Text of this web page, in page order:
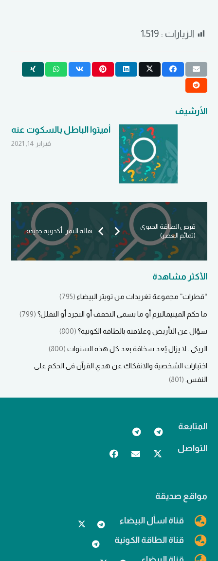
الزيارات : 1٬519
الأرشيف
أميتوا الباطل بالسكوت عنه
فبراير 14, 2021
هالة التمر…أكذوبة جديدة
قرص الطاقة الحيوي
(تمائم العصر)
الأكثر مشاهدة
“قطرات” مجموعة تغريدات من تويتر البيضاء (795)
ما حكم المينيماليزم أو ما يسمى التخفف أو التجرد أو التقلل؟ (799)
سؤال عن التأريض وعلاقته بالطاقة الكونية؟ (800)
الريكي.. لا يزال يُعد سخافة بعد كل هذه السنوات (800)
اختبارات الشخصية والانفكاك عن هدي القرآن في الحكم على
النفس. (801)
المتابعة
التواصل
مواقع صديقة
قناة اسأل البيضاء
قناة الطاقة الكونية